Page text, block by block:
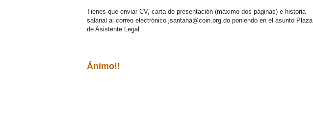
Tienes que enviar CV, carta de presentación (máximo dos páginas) e historia
salarial al correo electrónico jsantana@coin.org.do poniendo en el asunto Plaza
de Asistente Legal.
Ánimo!!